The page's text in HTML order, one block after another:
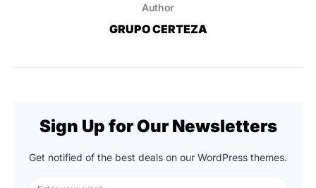
Author
GRUPO CERTEZA
Sign Up for Our Newsletters
Get notified of the best deals on our WordPress themes.